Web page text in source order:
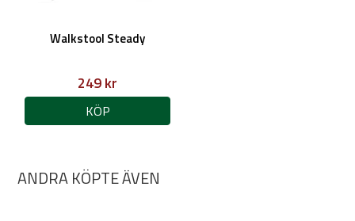
Walkstool Steady
249 kr
KÖP
ANDRA KÖPTE ÄVEN